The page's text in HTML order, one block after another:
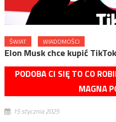
ŚWIAT WIADOMOŚCI
Elon Musk chce kupić
PODOBA CI SIĘ TO CO
MAGNA
15 stycznia 2025